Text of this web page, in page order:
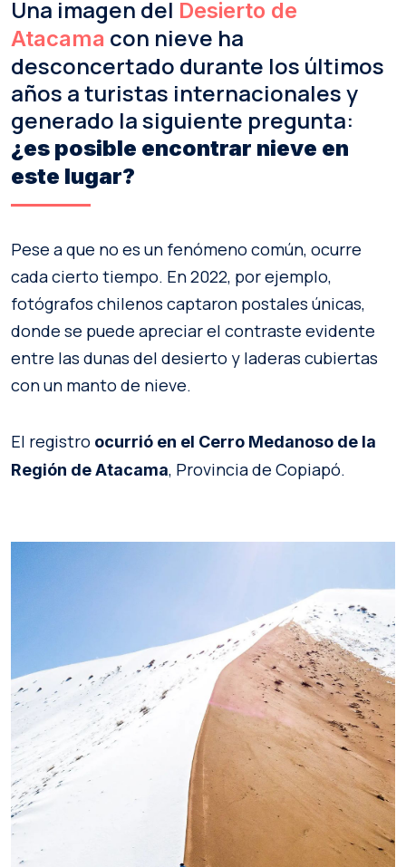
Una imagen del Desierto de
Atacama con nieve ha
desconcertado durante los últimos
años a turistas internacionales y
generado la siguiente pregunta:
¿es posible encontrar nieve en
este lugar?
Pese a que no es un fenómeno común, ocurre
cada cierto tiempo. En 2022, por ejemplo,
fotógrafos chilenos captaron postales únicas,
donde se puede apreciar el contraste evidente
entre las dunas del desierto y laderas cubiertas
con un manto de nieve.
El registro ocurrió en el Cerro Medanoso de la
Región de Atacama, Provincia de Copiapó.